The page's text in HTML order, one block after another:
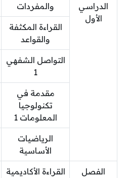
الدراسي
الأول
والمفردات
القراءة المكثفة
والقواعد
التواصل الشفهي
1
مقدمة في
تكنولوجيا
المعلومات 1
الرياضيات
الأساسية
الفصل
القراءة الأكاديمية